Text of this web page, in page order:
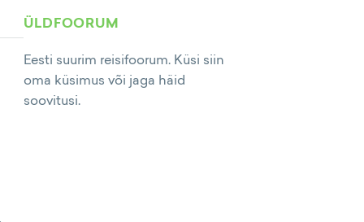
ÜLDFOORUM
Eesti suurim reisifoorum. Küsi siin
oma küsimus või jaga häid
soovitusi.